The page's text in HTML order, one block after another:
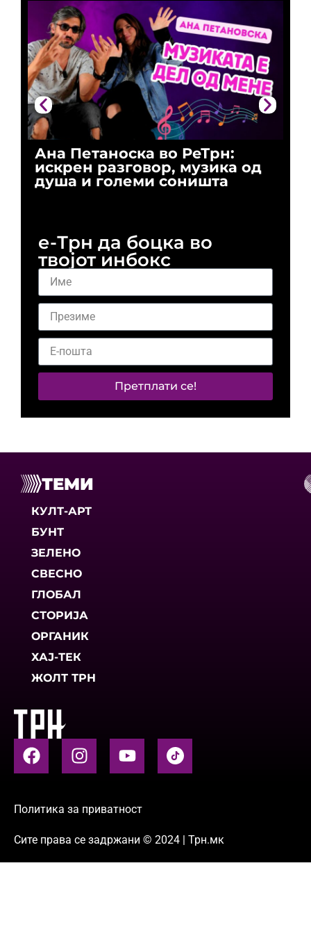
Ана Петаноска во РеТрн:
искрен разговор, музика од
душа и големи соништа
е-Трн да боцка во
твојот инбокс
Претплати се!
ТЕМИ
КУЛТ-АРТ
БУНТ
ЗЕЛЕНО
СВЕСНО
ГЛОБАЛ
СТОРИЈА
ОРГАНИК
ХАЈ-ТЕК
ЖОЛТ ТРН
Политика за приватност
Сите права се задржани © 2024 | Трн.мк